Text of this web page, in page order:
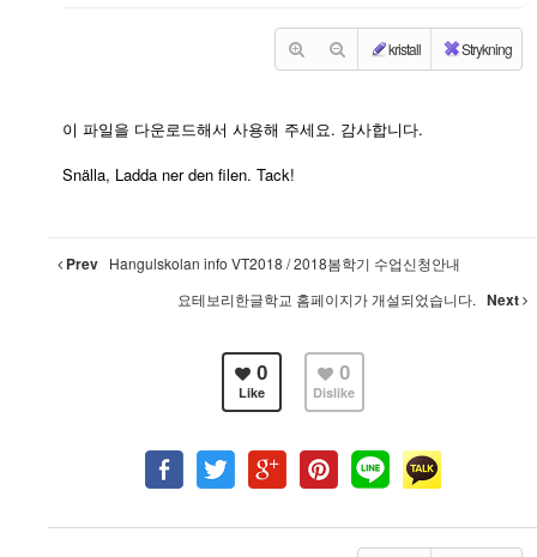
kristall Strykning
이 파일을 다운로드해서 사용해 주세요. 감사합니다.
Snälla, Ladda ner den filen. Tack!
Prev Hangulskolan info VT2018 / 2018봄학기 수업신청안내
요테보리한글학교 홈페이지가 개설되었습니다. Next
0
Like
0
Dislike